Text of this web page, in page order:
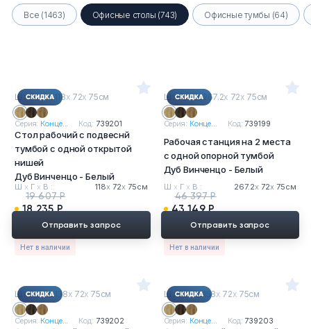
Все (1463) Офисные столы (743) Офисные тумбы (64)
Ш хГхВ : 118х 72х 75см
Серия: Конце... Код: 739201
Стол рабочий с подвеснй
тумбой с одной открытой
нишей
Дуб Винченцо - Белый
Ш х Г х В : 118х72х75см
18 235 Р
19 607 Р
Нет в наличии
Отправить запрос
Ш хГхВ : 267.2х 72х 75см
Серия: Конце... Код: 739199
Рабочая станция на 2 места
с одной опорной тумбой
Дуб Винченцо - Белый
Ш х Г х В : 267.2х 72х 75см
43 149 Р
46 397 Р
Нет в наличии
Отправить запрос
Ш хГхВ : 138х 72х 75см
Серия: Конце... Код: 739202
Ш хГхВ : 158х 72х 75см
Серия: Конце... Код: 739203